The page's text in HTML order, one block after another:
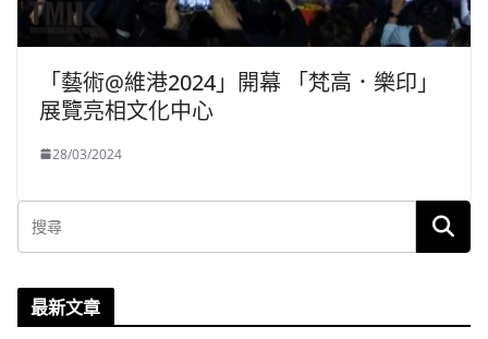
「藝術@維港2024」開幕 「梵高．樂印」
展覽亮相文化中心
28/03/2024
最新文章